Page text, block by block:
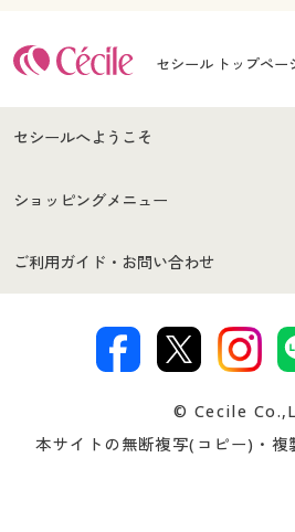
セシール トップペー
セシールへようこそ
はじめての方へ
セシールご利用規約
著作権・商標について 会
ショッピングメニュー
商品カテゴリ
プレゼント＆キャンペーン サ
ご利用ガイド・お問い合わせ
交換・返品は お
ついて
忘
© Cecile
本サイトの無断複写(コピー)・複